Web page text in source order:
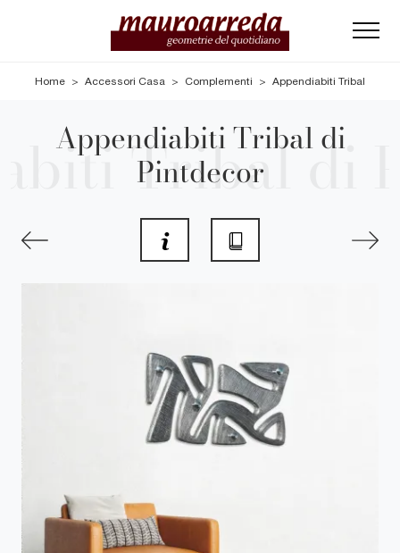
Home > Accessori Casa > Complementi > Appendiabiti Tribal
Appendiabiti Tribal di
Pintdecor